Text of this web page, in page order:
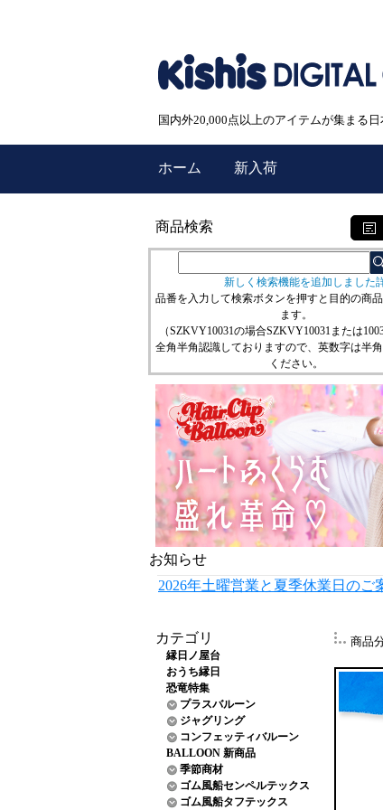
国内外20,000点以上のアイテムが集まる
ホーム 新入荷
商品検索
新しく検索機能を追加しました
品番を入力して検索ボタンを押すと目的の商
ます。
（SZKVY10031の場合SZKVY10031または
全角半角認識しておりますので、英数字は半
ください。
お知らせ
2026年土曜営業と夏季休業日のご
カテゴリ
縁日ノ屋台
おうち縁日
恐竜特集
プラスバルーン
ジャグリング
コンフェッティバルーン
BALLOON 新商品
季節商材
ゴム風船センペルテックス
ゴム風船タフテックス
商品